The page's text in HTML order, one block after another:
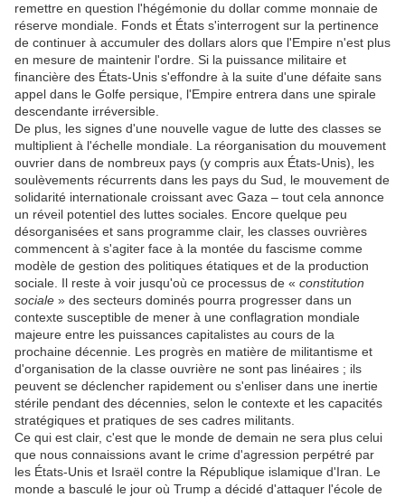
remettre en question l'hégémonie du dollar comme monnaie de
réserve mondiale. Fonds et États s'interrogent sur la pertinence
de continuer à accumuler des dollars alors que l'Empire n'est plus
en mesure de maintenir l'ordre. Si la puissance militaire et
financière des États-Unis s'effondre à la suite d'une défaite sans
appel dans le Golfe persique, l'Empire entrera dans une spirale
descendante irréversible.
De plus, les signes d'une nouvelle vague de lutte des classes se
multiplient à l'échelle mondiale. La réorganisation du mouvement
ouvrier dans de nombreux pays (y compris aux États-Unis), les
soulèvements récurrents dans les pays du Sud, le mouvement de
solidarité internationale croissant avec Gaza – tout cela annonce
un réveil potentiel des luttes sociales. Encore quelque peu
désorganisées et sans programme clair, les classes ouvrières
commencent à s'agiter face à la montée du fascisme comme
modèle de gestion des politiques étatiques et de la production
sociale. Il reste à voir jusqu'où ce processus de « constitution
sociale » des secteurs dominés pourra progresser dans un
contexte susceptible de mener à une conflagration mondiale
majeure entre les puissances capitalistes au cours de la
prochaine décennie. Les progrès en matière de militantisme et
d'organisation de la classe ouvrière ne sont pas linéaires ; ils
peuvent se déclencher rapidement ou s'enliser dans une inertie
stérile pendant des décennies, selon le contexte et les capacités
stratégiques et pratiques de ses cadres militants.
Ce qui est clair, c'est que le monde de demain ne sera plus celui
que nous connaissions avant le crime d'agression perpétré par
les États-Unis et Israël contre la République islamique d'Iran. Le
monde a basculé le jour où Trump a décidé d'attaquer l'école de